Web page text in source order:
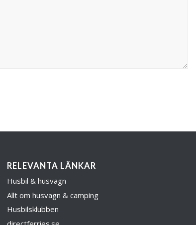
RELEVANTA LÄNKAR
Husbil & husvagn
Allt om husvagn & camping
Husbilsklubben